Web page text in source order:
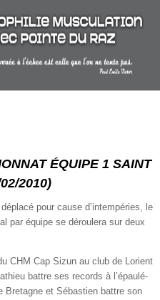
ÉQUIPE 1 SAINT
2010)
pour cause d’intempéries, le
par équipe se déroulera sur deux
CHM Cap Sizun au club de Lorient
battre ses records à l’épaulé-
Bretagne et Sébastien battre son